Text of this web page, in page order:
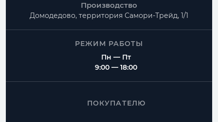
Производство
Домодедово, территория Самори-Трейд, 1/1
РЕЖИМ РАБОТЫ
Пн — Пт
9:00 — 18:00
ПОКУПАТЕЛЮ